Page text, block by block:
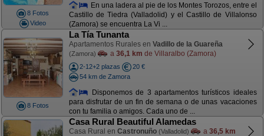
8 Fotos
Video
En una ladera al pie de los Montes Torozos, entre el
Castillo de Tiedra (Valladolid) y el Castillo de Villalonso
(Zamora) se encuentra La Vi ...
8 Fotos
La Tía Tunanta
Apartamentos Rurales en Vadillo de la Guareña
(Zamora) a 36,1 km de Villaralbo (Zamora)
2-12+2 plazas
20 €
54 km de Zamora
Disponemos de 3 apartamentos turísticos ideales
para disfrutar de un fin de semana o de unas vacaciones
con tu familia o amigos. Cada uno de ...
Casa Rural Beautiful Alamedas
Casa Rural en Castronuño (Valladolid) a 36,5 km